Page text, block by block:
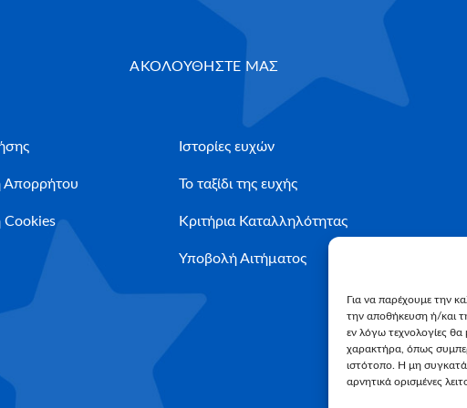
Για να παρέχουμε την
την αποθήκευση ή/και
εν λόγω τεχνολογίες
χαρακτήρα, όπως
ιστότοπο. Η μη
αρνητικά ορισμένες
ΑΚΟΛΟΥΘΗΣΤΕ ΜΑΣ
Απορρήτου
Cookies
Ιστορίες ευχών
Το ταξίδι της ευχής
Κριτήρια Καταλληλότητας
Υποβολή Αιτήματος